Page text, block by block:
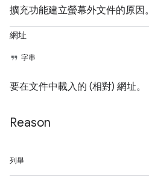
擴充功能建立螢幕外文件的原因。
網址
字串
要在文件中載入的 (相對) 網址。
Reason
列舉